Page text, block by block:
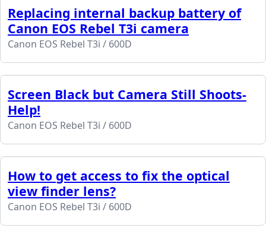
Replacing internal backup battery of
Canon EOS Rebel T3i camera
Canon EOS Rebel T3i / 600D
Screen Black but Camera Still Shoots-
Help!
Canon EOS Rebel T3i / 600D
How to get access to fix the optical
view finder lens?
Canon EOS Rebel T3i / 600D